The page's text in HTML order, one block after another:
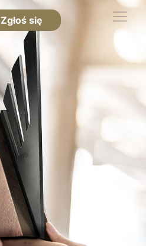
Zgłoś się